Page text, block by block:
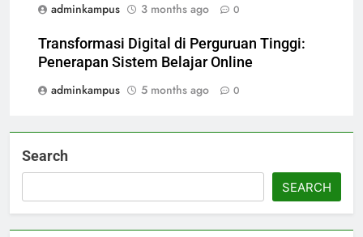
adminkampus
3 months ago 0
Transformasi Digital di Perguruan Tinggi:
Penerapan Sistem Belajar Online
adminkampus
5 months ago 0
Search
SEARCH